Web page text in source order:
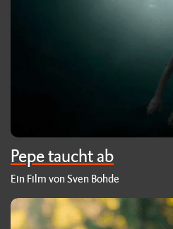
Pepe taucht ab
Ein Film von Sven Bohde